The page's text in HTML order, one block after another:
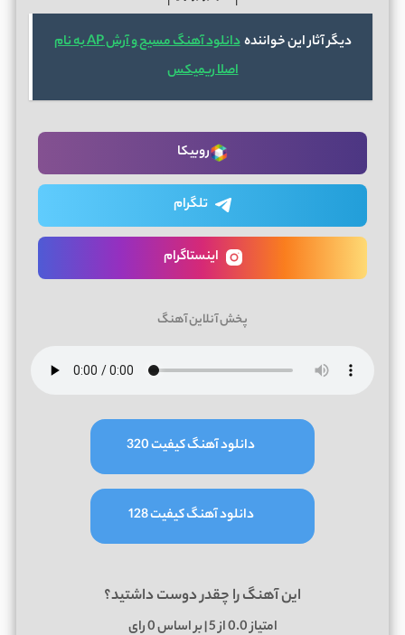
دیگر آثار این خواننده
دانلود آهنگ مسیح و آرش AP به نام
اصلا ریمیکس
روبیکا
تلگرام
اینستاگرام
پخش آنلاین آهنگ
دانلود آهنگ کیفیت 320
دانلود آهنگ کیفیت 128
این آهنگ را چقدر دوست داشتید؟
امتیاز0.0از 5 | بر اساس 0رای